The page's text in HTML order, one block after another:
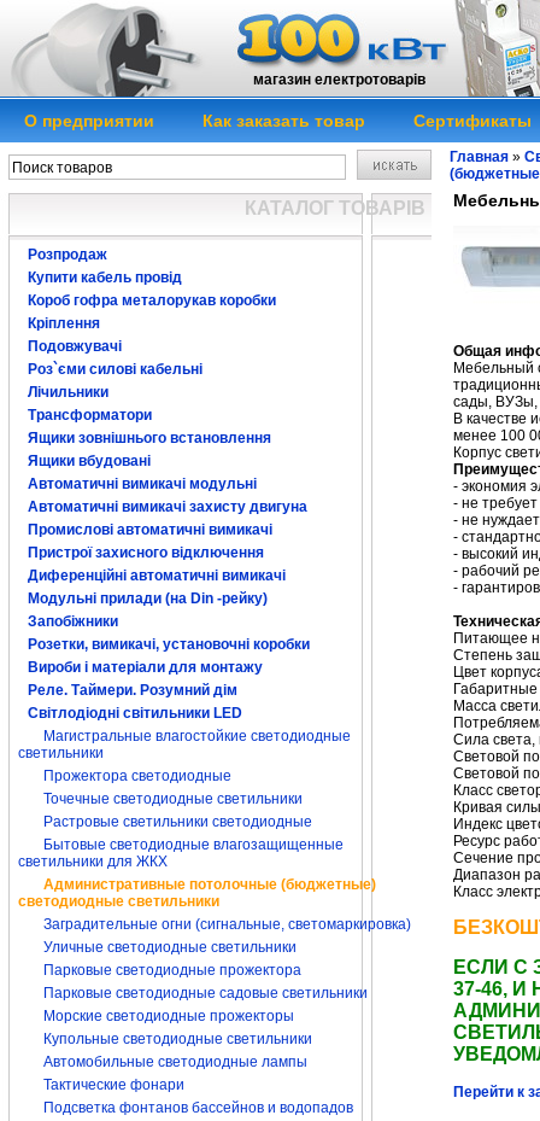
магазин електротоварів
О предприятии Как заказать товар Сертификаты
КАТАЛОГ ТОВАРІВ
Розпродаж
Купити кабель провід
Короб гофра металорукав коробки
Кріплення
Подовжувачі
Роз`єми силові кабельні
Лічильники
Трансформатори
Ящики зовнішнього встановлення
Ящики вбудовані
Автоматичні вимикачі модульні
Автоматичні вимикачі захисту двигуна
Промислові автоматичні вимикачі
Пристрої захисного відключення
Диференційні автоматичні вимикачі
Модульні прилади (на Din -рейку)
Запобіжники
Розетки, вимикачі, установочні коробки
Вироби і матеріали для монтажу
Реле. Таймери. Розумний дім
Світлодіодні світильники LED
Магистральные влагостойкие светодиодные
светильники
Прожектора светодиодные
Точечные светодиодные светильники
Растровые светильники светодиодные
Бытовые светодиодные влагозащищенные
светильники для ЖКХ
Административные потолочные (бюджетные)
светодиодные светильники
Заградительные огни (сигнальные, светомаркировка)
Уличные светодиодные светильники
Парковые светодиодные прожектора
Парковые светодиодные садовые светильники
Морские светодиодные прожекторы
Купольные светодиодные светильники
Автомобильные светодиодные лампы
Тактические фонари
Подсветка фонтанов бассейнов и водопадов
Главная »
Общая
Мебельный
сады, ВУЗы,
В качестве
менее 100
Корпус
- экономия
- не
- не
-
- высокий
- рабочий
-
Питающее
Степень
Цвет
Масса
Сила света,
Световой
Световой
Класс
Кривая
Индекс
Ресурс
Сечение
Диапазон
Класс
ЕСЛИ С
37-46,
Перейти к